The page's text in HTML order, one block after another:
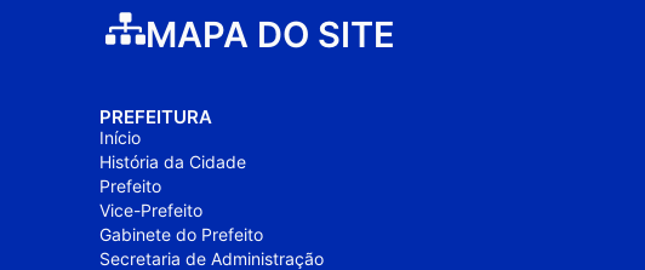
MAPA DO SITE
PREFEITURA
Início
História da Cidade
Prefeito
Vice-Prefeito
Gabinete do Prefeito
Secretaria de Administração